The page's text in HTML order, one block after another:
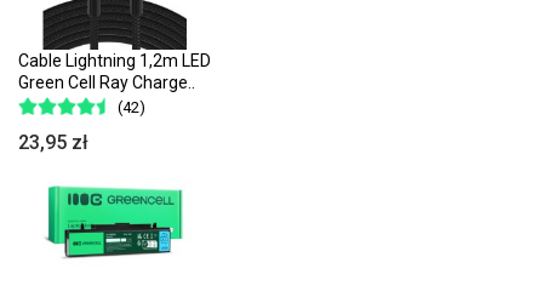
Cable Lightning 1,2m LED
Green Cell Ray Charge..
(42)
23,95 zł